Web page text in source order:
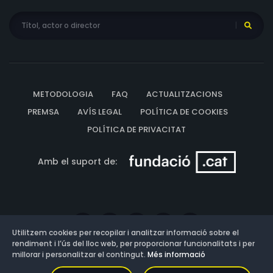
METODOLOGIA FAQ
ACTUALITZACIONS
PREMSA
AVÍS LEGAL
POLÍTICA DE COOKIES
POLÍTICA DE PRIVACITAT
Amb el suport de:
Utilitzem cookies per recopilar i analitzar informació sobre el
rendiment i l’ús del lloc web, per proporcionar funcionalitats i per
millorar i personalitzar el contingut. Més informació